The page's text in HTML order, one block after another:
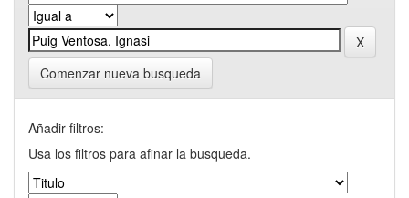
Comenzar nueva busqueda
Añadir filtros:
Usa los filtros para afinar la busqueda.